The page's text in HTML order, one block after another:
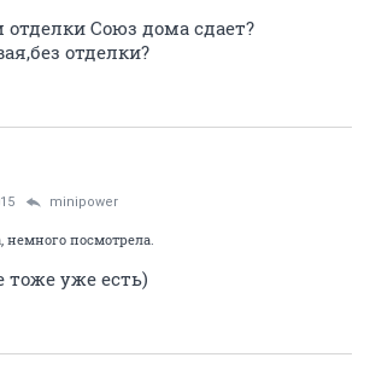
Союз дома сдает?
отделки?
minipower
немного посмотрела.
тоже уже есть)